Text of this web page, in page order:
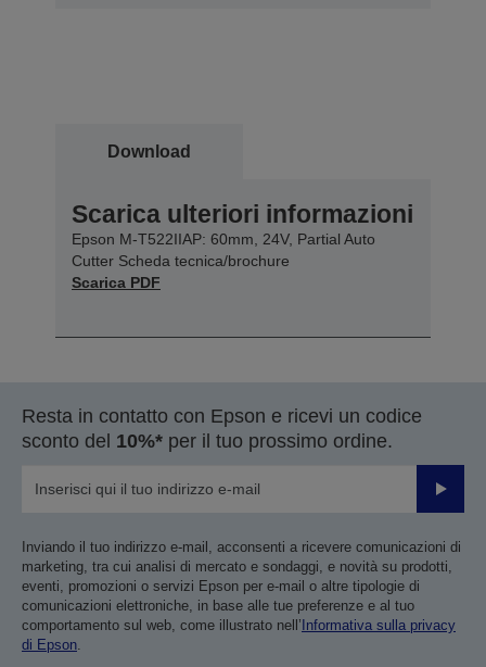
Download
Scarica ulteriori informazioni
Epson M-T522IIAP: 60mm, 24V, Partial Auto
Cutter Scheda tecnica/brochure
Scarica PDF
Resta in contatto con Epson e ricevi un codice
sconto del 10%* per il tuo prossimo ordine.
Invia
Inviando il tuo indirizzo e-mail, acconsenti a ricevere comunicazioni di
marketing, tra cui analisi di mercato e sondaggi, e novità su prodotti,
eventi, promozioni o servizi Epson per e-mail o altre tipologie di
comunicazioni elettroniche, in base alle tue preferenze e al tuo
comportamento sul web, come illustrato nell’ Informativa sulla privacy
di Epson